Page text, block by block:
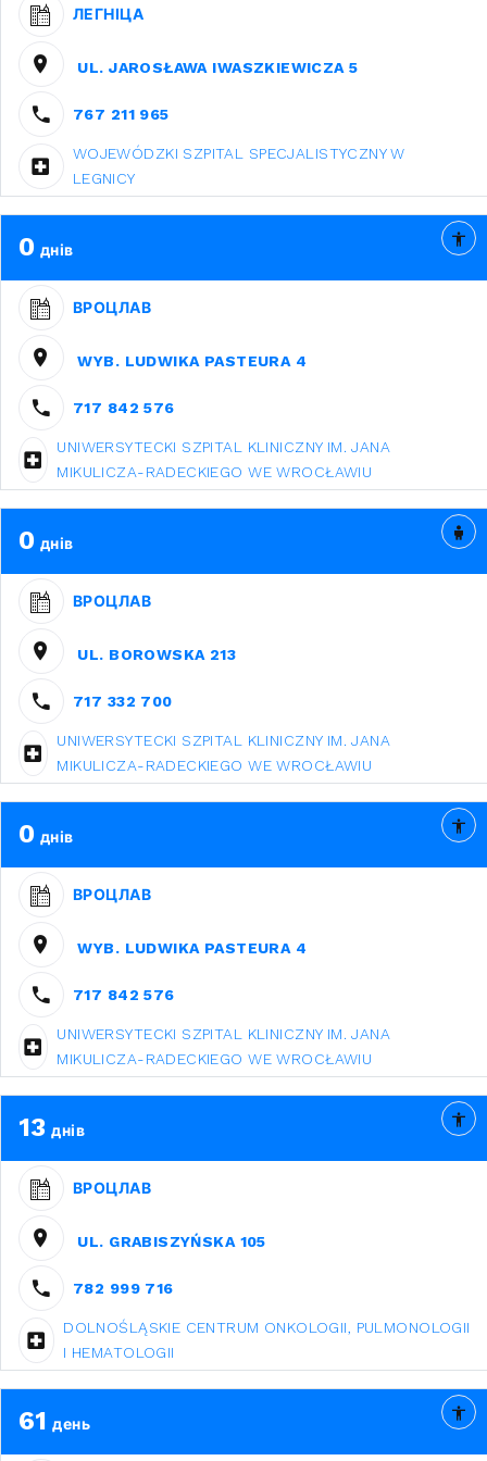
ЛЕГНІЦА
UL. JAROSŁAWA IWASZKIEWICZA 5
767 211 965
WOJEWÓDZKI SZPITAL SPECJALISTYCZNY W
LEGNICY
0 днів
ВРОЦЛАВ
WYB. LUDWIKA PASTEURA 4
717 842 576
UNIWERSYTECKI SZPITAL KLINICZNY IM. JANA
MIKULICZA-RADECKIEGO WE WROCŁAWIU
0 днів
ВРОЦЛАВ
UL. BOROWSKA 213
717 332 700
UNIWERSYTECKI SZPITAL KLINICZNY IM. JANA
MIKULICZA-RADECKIEGO WE WROCŁAWIU
0 днів
ВРОЦЛАВ
WYB. LUDWIKA PASTEURA 4
717 842 576
UNIWERSYTECKI SZPITAL KLINICZNY IM. JANA
MIKULICZA-RADECKIEGO WE WROCŁAWIU
13 днів
ВРОЦЛАВ
UL. GRABISZYŃSKA 105
782 999 716
DOLNOŚLĄSKIE CENTRUM ONKOLOGII, PULMONOLOGII
I HEMATOLOGII
61 день